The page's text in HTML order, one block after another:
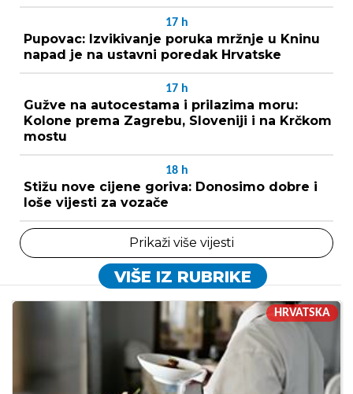
17 h
Pupovac: Izvikivanje poruka mržnje u Kninu
napad je na ustavni poredak Hrvatske
17 h
Gužve na autocestama i prilazima moru:
Kolone prema Zagrebu, Sloveniji i na Krčkom
mostu
18 h
Stižu nove cijene goriva: Donosimo dobre i
loše vijesti za vozače
Prikaži više vijesti
VIŠE IZ RUBRIKE
HRVATSKA